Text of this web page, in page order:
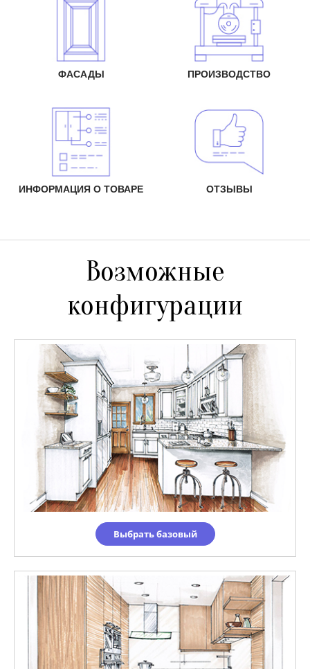
ФАСАДЫ ПРОИЗВОДСТВО
ИНФОРМАЦИЯ О ТОВАРЕ ОТЗЫВЫ
Возможные
конфигурации
Выбрать базовый